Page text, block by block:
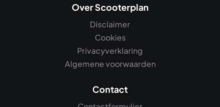
Over Scooterplan
Disclaimer
Cookies
Privacyverklaring
Algemene voorwaarden
Contact